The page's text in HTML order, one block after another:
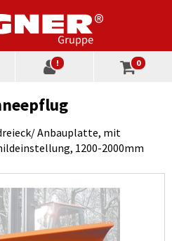
! 0
Anbauplatte, mit
1200-2000mm